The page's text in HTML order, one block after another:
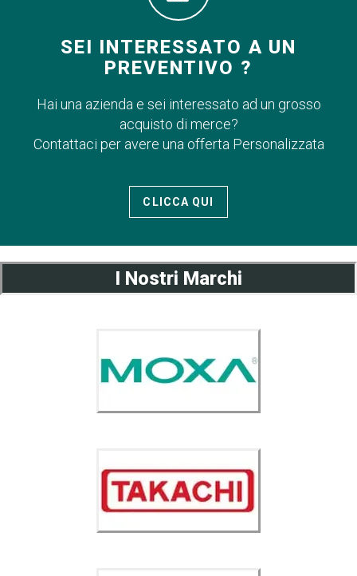
SEI INTERESSATO A UN
PREVENTIVO ?
Hai una azienda e sei interessato ad un grosso
acquisto di merce?
Contattaci per avere una offerta Personalizzata
CLICCA QUI
I Nostri Marchi